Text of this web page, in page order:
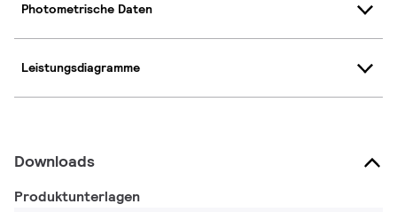
Photometrische Daten
Leistungsdiagramme
Downloads
Produktunterlagen